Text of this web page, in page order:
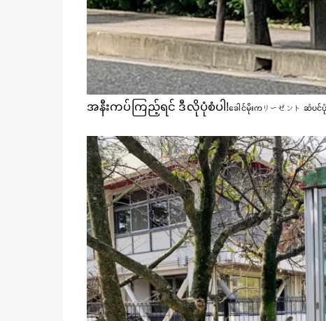
အနီးကပ်ကြည့်ရင် ဒီလိုပုံစံပါ!ခေါင်မိုးကリーゼント ဆံ